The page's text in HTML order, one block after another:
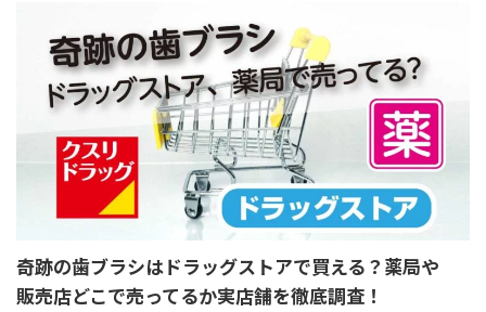
奇跡の歯ブラシはドラッグストアで買える？薬局や
販売店どこで売ってるか実店舗を徹底調査！